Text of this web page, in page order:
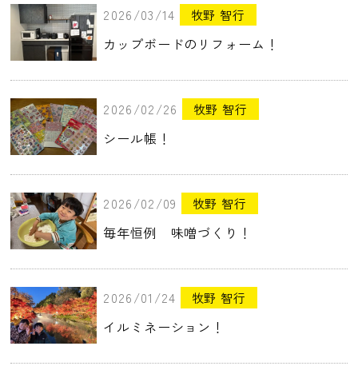
2026/03/14 牧野 智行
カップボードのリフォーム！
2026/02/26 牧野 智行
シール帳！
2026/02/09 牧野 智行
毎年恒例 味噌づくり！
2026/01/24 牧野 智行
イルミネーション！